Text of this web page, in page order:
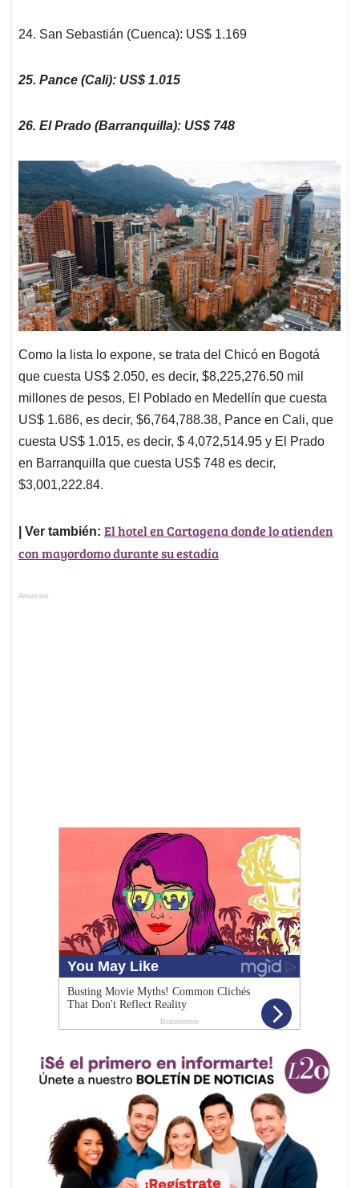
24. San Sebastián (Cuenca): US$ 1.169
25. Pance (Cali): US$ 1.015
26. El Prado (Barranquilla): US$ 748
Como la lista lo expone, se trata del Chicó en Bogotá
que cuesta US$ 2.050, es decir, $8,225,276.50 mil
millones de pesos, El Poblado en Medellín que cuesta
US$ 1.686, es decir, $6,764,788.38, Pance en Cali, que
cuesta US$ 1.015, es decir, $ 4,072,514.95 y El Prado
en Barranquilla que cuesta US$ 748 es decir,
$3,001,222.84.
| Ver también: El hotel en Cartagena donde lo atienden
con mayordomo durante su estadía
Anuncios.